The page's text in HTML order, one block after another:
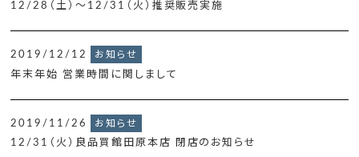
12/28（土）～12/31（火）推奨販売実施
2019/12/12 お知らせ
年末年始 営業時間に関しまして
2019/11/26 お知らせ
12/31（火）良品買館田原本店 閉店のお知らせ